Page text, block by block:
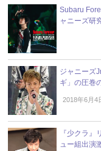
Subaru
ャニーズ研
ジャニーズ
ギ」の圧巻
2018年6月4
『少クラ
ュー組出演